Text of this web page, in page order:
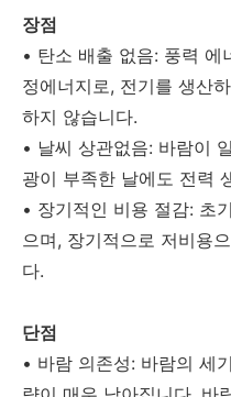
장점
• 탄소 배출 없음: 풍력 에
정에너지로, 전기를 생산
하지 않습니다.
• 날씨 상관없음: 바람이
광이 부족한 날에도 전력
• 장기적인 비용 절감: 초
으며, 장기적으로 저비용
다.
단점
• 바람 의존성: 바람의 세